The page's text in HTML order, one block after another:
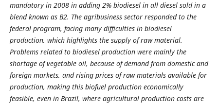
mandatory in 2008 in adding 2% biodiesel in all diesel sold in a
blend known as B2. The agribusiness sector responded to the
federal program, facing many difficulties in biodiesel
production, which highlights the supply of raw material.
Problems related to biodiesel production were mainly the
shortage of vegetable oil, because of demand from domestic and
foreign markets, and rising prices of raw materials available for
production, making this biofuel production economically
feasible, even in Brazil, where agricultural production costs are